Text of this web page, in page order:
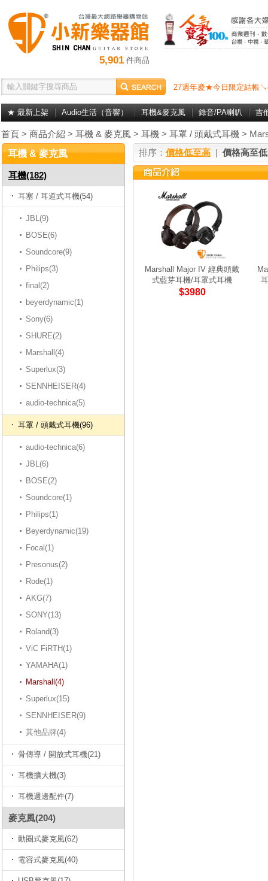
5,901 件商品
27週年慶★今日限定結帳
★ 最新上架 Audio生活（音響） 耳機&麥克風 錄音/PA喇叭 吉
首頁 > 商品介紹 > 耳機 & 麥克風 > 耳機 > 耳罩 / 頭戴式耳機 >
耳機 & 麥克風
耳機(182)
耳塞 / 耳道式耳機(54)
JBL(9)
BOSE(6)
Soundcore(9)
Philips(3)
final(2)
beyerdynamic(1)
Sony(6)
SHURE(2)
Marshall(4)
Superlux(3)
SENNHEISER(4)
audio-technica(5)
耳罩 / 頭戴式耳機(96)
audio-technica(6)
JBL(6)
BOSE(2)
Soundcore(1)
Philips(1)
Beyerdynamic(19)
Focal(1)
Presonus(2)
Rode(1)
AKG(7)
SONY(13)
Roland(3)
ViC FiRTH(1)
YAMAHA(1)
Marshall(4)
Superlux(15)
SENNHEISER(9)
其他品牌(4)
骨傳導 / 開放式耳機(21)
耳機擴大機(3)
耳機週邊配件(7)
麥克風(204)
動圈式麥克風(62)
電容式麥克風(40)
排序： 價格低至高 | 價格高至低
Marshall Major IV 經典頭戴
式藍芽耳機/耳罩式耳機
$3980